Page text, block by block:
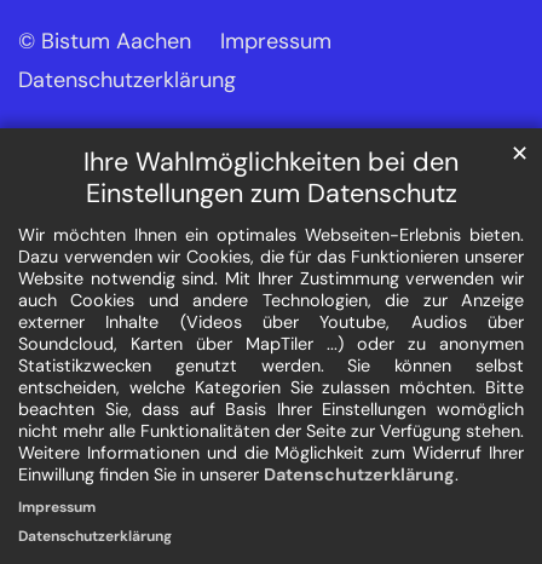
Ihre Wahlmöglichkeiten bei den
Einstellungen zum Datenschutz
Wir möchten Ihnen ein optimales Webseiten-Erlebnis bieten.
Dazu verwenden wir Cookies, die für das Funktionieren unserer
Website notwendig sind. Mit Ihrer Zustimmung verwenden wir
auch Cookies und andere Technologien, die zur Anzeige
externer Inhalte (Videos über Youtube, Audios über
Soundcloud, Karten über MapTiler ...) oder zu anonymen
Statistikzwecken genutzt werden. Sie können selbst
entscheiden, welche Kategorien Sie zulassen möchten. Bitte
beachten Sie, dass auf Basis Ihrer Einstellungen womöglich
nicht mehr alle Funktionalitäten der Seite zur Verfügung stehen.
Weitere Informationen und die Möglichkeit zum Widerruf Ihrer
Einwillung finden Sie in unserer Datenschutzerklärung.
✕
Impressum
Datenschutzerklärung
© Bistum Aachen
Impressum
Datenschutzerklärung